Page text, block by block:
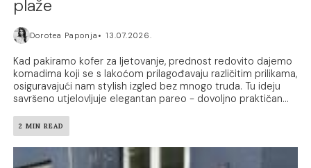
plaže
Dorotea Paponja 13.07.2026.
Kad pakiramo kofer za ljetovanje, prednost redovito dajemo
komadima koji se s lakoćom prilagođavaju različitim prilikama,
osiguravajući nam stylish izgled bez mnogo truda. Tu ideju
savršeno utjelovljuje elegantan pareo - dovoljno praktičan...
2 MIN READ